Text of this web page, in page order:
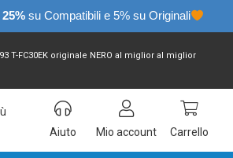
su Compatibili e 5% su Originali
T-FC30EK originale NERO al miglior al miglior
Aiuto
Mio account Carrello